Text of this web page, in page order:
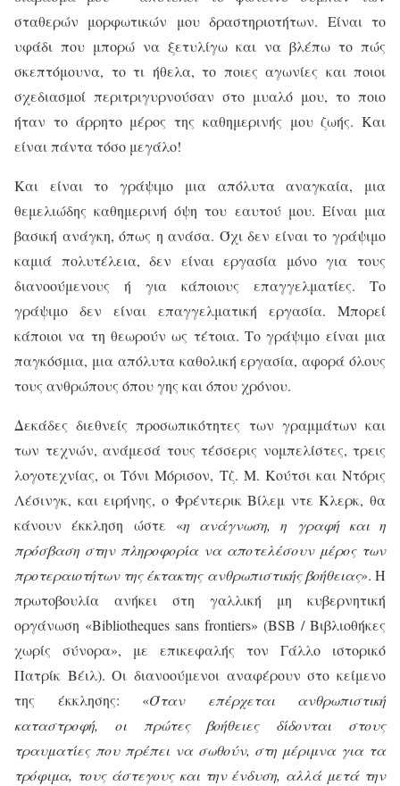
σταθερών μορφωτικών μου δραστηριοτήτων. Είναι το
υφάδι που μπορώ να ξετυλίγω και να βλέπω το πώς
σκεπτόμουνα, το τι ήθελα, το ποιες αγωνίες και ποιοι
σχεδιασμοί περιτριγυρνούσαν στο μυαλό μου, το ποιο
ήταν το άρρητο μέρος της καθημερινής μου ζωής. Και
είναι πάντα τόσο μεγάλο!
Και είναι το γράψιμο μια απόλυτα αναγκαία, μια
θεμελιώδης καθημερινή όψη του εαυτού μου. Είναι μια
βασική ανάγκη, όπως η ανάσα. Όχι δεν είναι το γράψιμο
καμιά πολυτέλεια, δεν είναι εργασία μόνο για τους
διανοούμενους ή για κάποιους επαγγελματίες. Το
γράψιμο δεν είναι επαγγελματική εργασία. Μπορεί
κάποιοι να τη θεωρούν ως τέτοια. Το γράψιμο είναι μια
παγκόσμια, μια απόλυτα καθολική εργασία, αφορά όλους
τους ανθρώπους όπου γης και όπου χρόνου.
Δεκάδες διεθνείς προσωπικότητες των γραμμάτων και
των τεχνών, ανάμεσά τους τέσσερις νομπελίστες, τρεις
λογοτεχνίας, οι Τόνι Μόρισον, Τζ. Μ. Κούτσι και Ντόρις
Λέσινγκ, και ειρήνης, ο Φρέντερικ Βίλεμ ντε Κλερκ, θα
κάνουν έκκληση ώστε «η ανάγνωση, η γραφή και η
πρόσβαση στην πληροφορία να αποτελέσουν μέρος των
προτεραιοτήτων της έκτακτης ανθρωπιστικής βοήθειας». Η
πρωτοβουλία ανήκει στη γαλλική μη κυβερνητική
οργάνωση «Bibliotheques sans frontiers» (BSB / Βιβλιοθήκες
χωρίς σύνορα», με επικεφαλής τον Γάλλο ιστορικό
Πατρίκ Βέιλ). Οι διανοούμενοι αναφέρουν στο κείμενο
της έκκλησης: «Όταν επέρχεται ανθρωπιστική
καταστροφή, οι πρώτες βοήθειες δίδονται στους
τραυματίες που πρέπει να σωθούν, στη μέριμνα για τα
τρόφιμα, τους άστεγους και την ένδυση, αλλά μετά την